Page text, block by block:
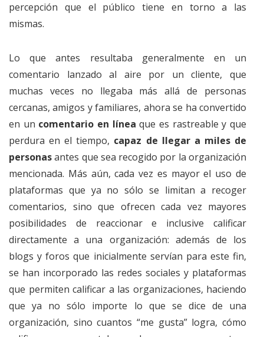
percepción que el público tiene en torno a las
mismas.
Lo que antes resultaba generalmente en un
comentario lanzado al aire por un cliente, que
muchas veces no llegaba más allá de personas
cercanas, amigos y familiares, ahora se ha convertido
en un comentario en línea que es rastreable y que
perdura en el tiempo, capaz de llegar a miles de
personasantes que sea recogido por la organización
mencionada. Más aún, cada vez es mayor el uso de
plataformas que ya no sólo se limitan a recoger
comentarios, sino que ofrecen cada vez mayores
posibilidades de reaccionar e inclusive calificar
directamente a una organización: además de los
blogs y foros que inicialmente servían para este fin,
se han incorporado las redes sociales y plataformas
que permiten calificar a las organizaciones, haciendo
que ya no sólo importe lo que se dice de una
organización, sino cuantos “me gusta” logra, cómo